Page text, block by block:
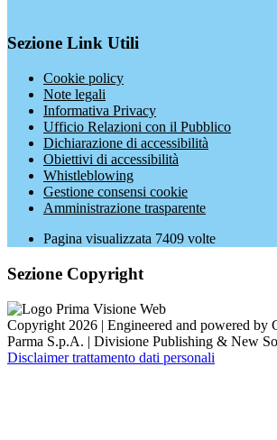
Sezione Link Utili
Cookie policy
Note legali
Informativa Privacy
Ufficio Relazioni con il Pubblico
Dichiarazione di accessibilità
Obiettivi di accessibilità
Whistleblowing
Gestione consensi cookie
Amministrazione trasparente
Pagina visualizzata 7409 volte
Sezione Copyright
Copyright 2026 | Engineered and powered by
Parma S.p.A. | Divisione Publishing & New
Disclaimer trattamento dati personali